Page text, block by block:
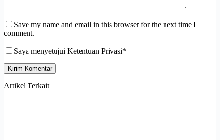
Save my name and email in this browser for the next time I
comment.
Saya menyetujui Ketentuan Privasi*
Kirim Komentar
Artikel Terkait